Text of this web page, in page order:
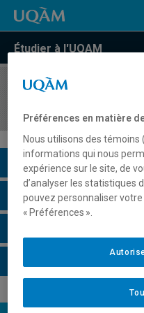
Étudier à l'UQAM
COURS//
Description du cours
Horaire - Été 2026
Préférences en matière
Nous utilisons des
informations qui nous
expérience sur le site, de
d’analyser les statistiques
pouvez personnaliser
« Préférences ».